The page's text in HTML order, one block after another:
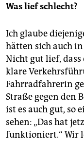
Was lief schlecht?
Ich glaube
hätten sich auch in
Nicht gut lief,
klare
Fahrradfahrerin
Straße gegen den
ist es auch gut, so
sehen: „Das hat
funktioniert.“ Wir